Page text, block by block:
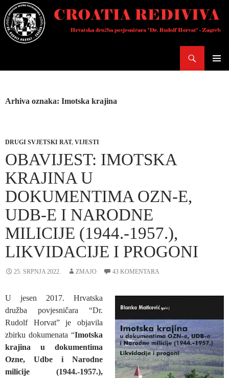
Skoči
do
sadržaja
Arhiva oznaka: Imotska krajina
DRUGI SVJETSKI RAT, VIJESTI
OBAVIJEST: IMOTSKA
KRAJINA U
DOKUMENTIMA OZN-E,
UDB-E I NARODNE
MILICIJE (1944.-1957.),
LIKVIDACIJE I PROGONI
25. SRPNJA 2022. ZMAJO 43 KOMENTARA
U jesen 2017. Hrvatska
družba povjesničara “Dr.
Rudolf Horvat” je objavila
zbirku dokumenata “Imotska
krajina u dokumentima
Ozne, Udbe i Narodne
milicije (1944.-1957.),